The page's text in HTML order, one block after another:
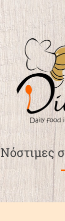
Νόστιμες